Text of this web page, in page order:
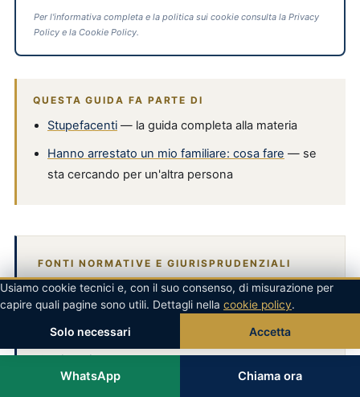
Per l'informativa completa e la politica sui cookie consulta la Privacy
Policy e la Cookie Policy.
QUESTA GUIDA FA PARTE DI
Stupefacenti — la guida completa alla materia
Hanno arrestato un mio familiare: cosa fare — se
sta cercando per un'altra persona
FONTI NORMATIVE E GIURISPRUDENZIALI
I riferimenti citati in questa guida rimandano ai testi
ufficiali. Le norme possono cambiare: verifichi sempre
Codice di procedura penale
Normattiva — testo ufficiale
WhatsApp Chiama ora
Usiamo cookie tecnici e, con il suo consenso, di misurazione per
capire quali pagine sono utili. Dettagli nella cookie policy.
Solo necessari Accetta